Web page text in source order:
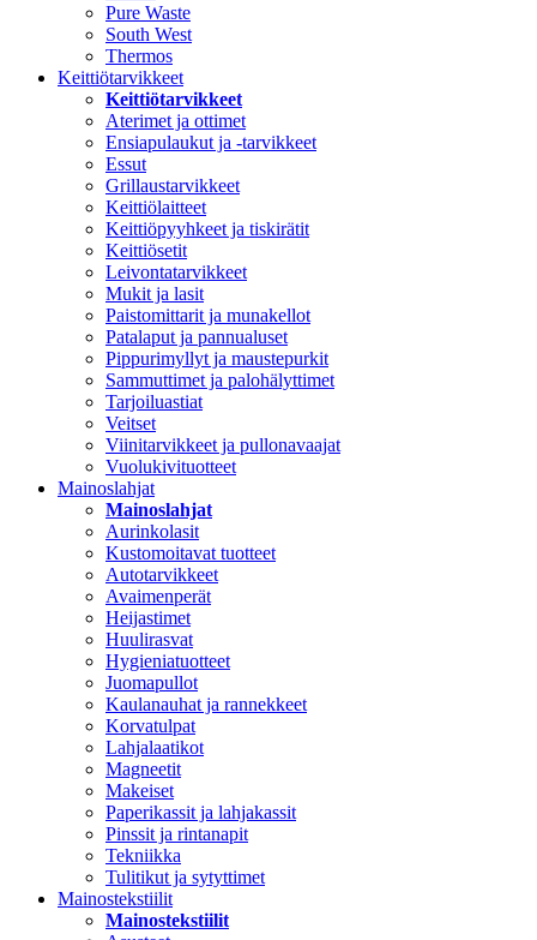
Pure Waste
South West
Thermos
Keittiötarvikkeet
Keittiötarvikkeet
Aterimet ja ottimet
Ensiapulaukut ja -tarvikkeet
Essut
Grillaustarvikkeet
Keittiölaitteet
Keittiöpyyhkeet ja tiskirätit
Keittiösetit
Leivontatarvikkeet
Mukit ja lasit
Paistomittarit ja munakellot
Patalaput ja pannualuset
Pippurimyllyt ja maustepurkit
Sammuttimet ja palohälyttimet
Tarjoiluastiat
Veitset
Viinitarvikkeet ja pullonavaajat
Vuolukivituotteet
Mainoslahjat
Mainoslahjat
Aurinkolasit
Kustomoitavat tuotteet
Autotarvikkeet
Avaimenperät
Heijastimet
Huulirasvat
Hygieniatuotteet
Juomapullot
Kaulanauhat ja rannekkeet
Korvatulpat
Lahjalaatikot
Magneetit
Makeiset
Paperikassit ja lahjakassit
Pinssit ja rintanapit
Tekniikka
Tulitikut ja sytyttimet
Mainostekstiilit
Mainostekstiilit